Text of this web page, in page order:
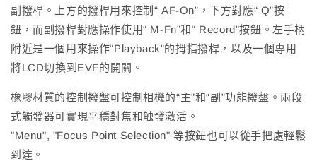
副撥桿。上方的撥桿用來控制“ AF-On”，下方對應“ Q”按
鈕，而副撥桿對應操作使用“ M-Fn”和“ Record”按鈕。左手柄
附近是一個用來操作“Playback”的拇指撥桿，以及一個專用
將LCD切換到EVF的開關。
橡膠材質的控制撥盤可控制相機的“主”和“副”功能撥盤。兩段
式觸發器可實現平穩對焦和触發激活。
"Menu", "Focus Point Selection" 等按鈕也可以從手把處輕鬆
到達。